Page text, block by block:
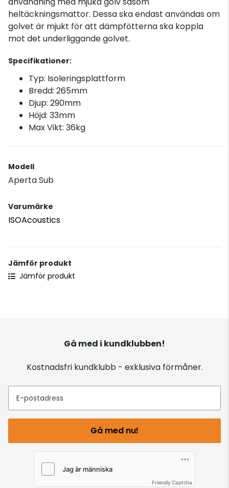
heltäckningsmattor. Dessa ska endast användas om
golvet är mjukt för att dämpfötterna ska koppla
mot det underliggande golvet.
Specifikationer:
Typ: Isoleringsplattform
Bredd: 265mm
Djup: 290mm
Höjd: 33mm
Max Vikt: 36kg
Modell
Aperta Sub
Varumärke
ISOAcoustics
Jämför produkt
Jämför produkt
Gå med i kundklubben!
Kostnadsfri kundklubb - exklusiva förmåner.
E-postadress
Gå med nu!
Friendly Captcha